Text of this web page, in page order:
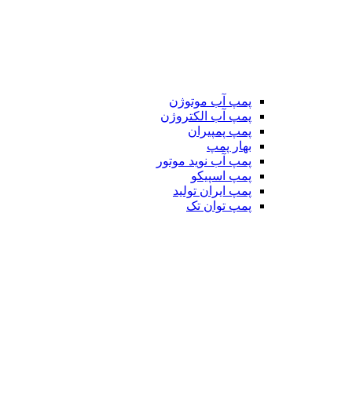
پمپ آب موتوژن
پمپ آب الکتروژن
پمپ پمپیران
بهار پمپ
پمپ آب نوید موتور
پمپ اسپیکو
پمپ ایران تولید
پمپ توان تک